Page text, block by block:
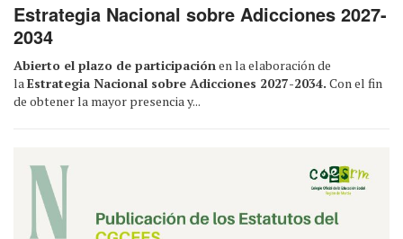
Estrategia Nacional sobre Adicciones 2027-
2034
Abierto el plazo de participaciónen la elaboración de
laEstrategia Nacional sobre Adicciones 2027-2034. Con el fin
de obtener la mayor presencia y...